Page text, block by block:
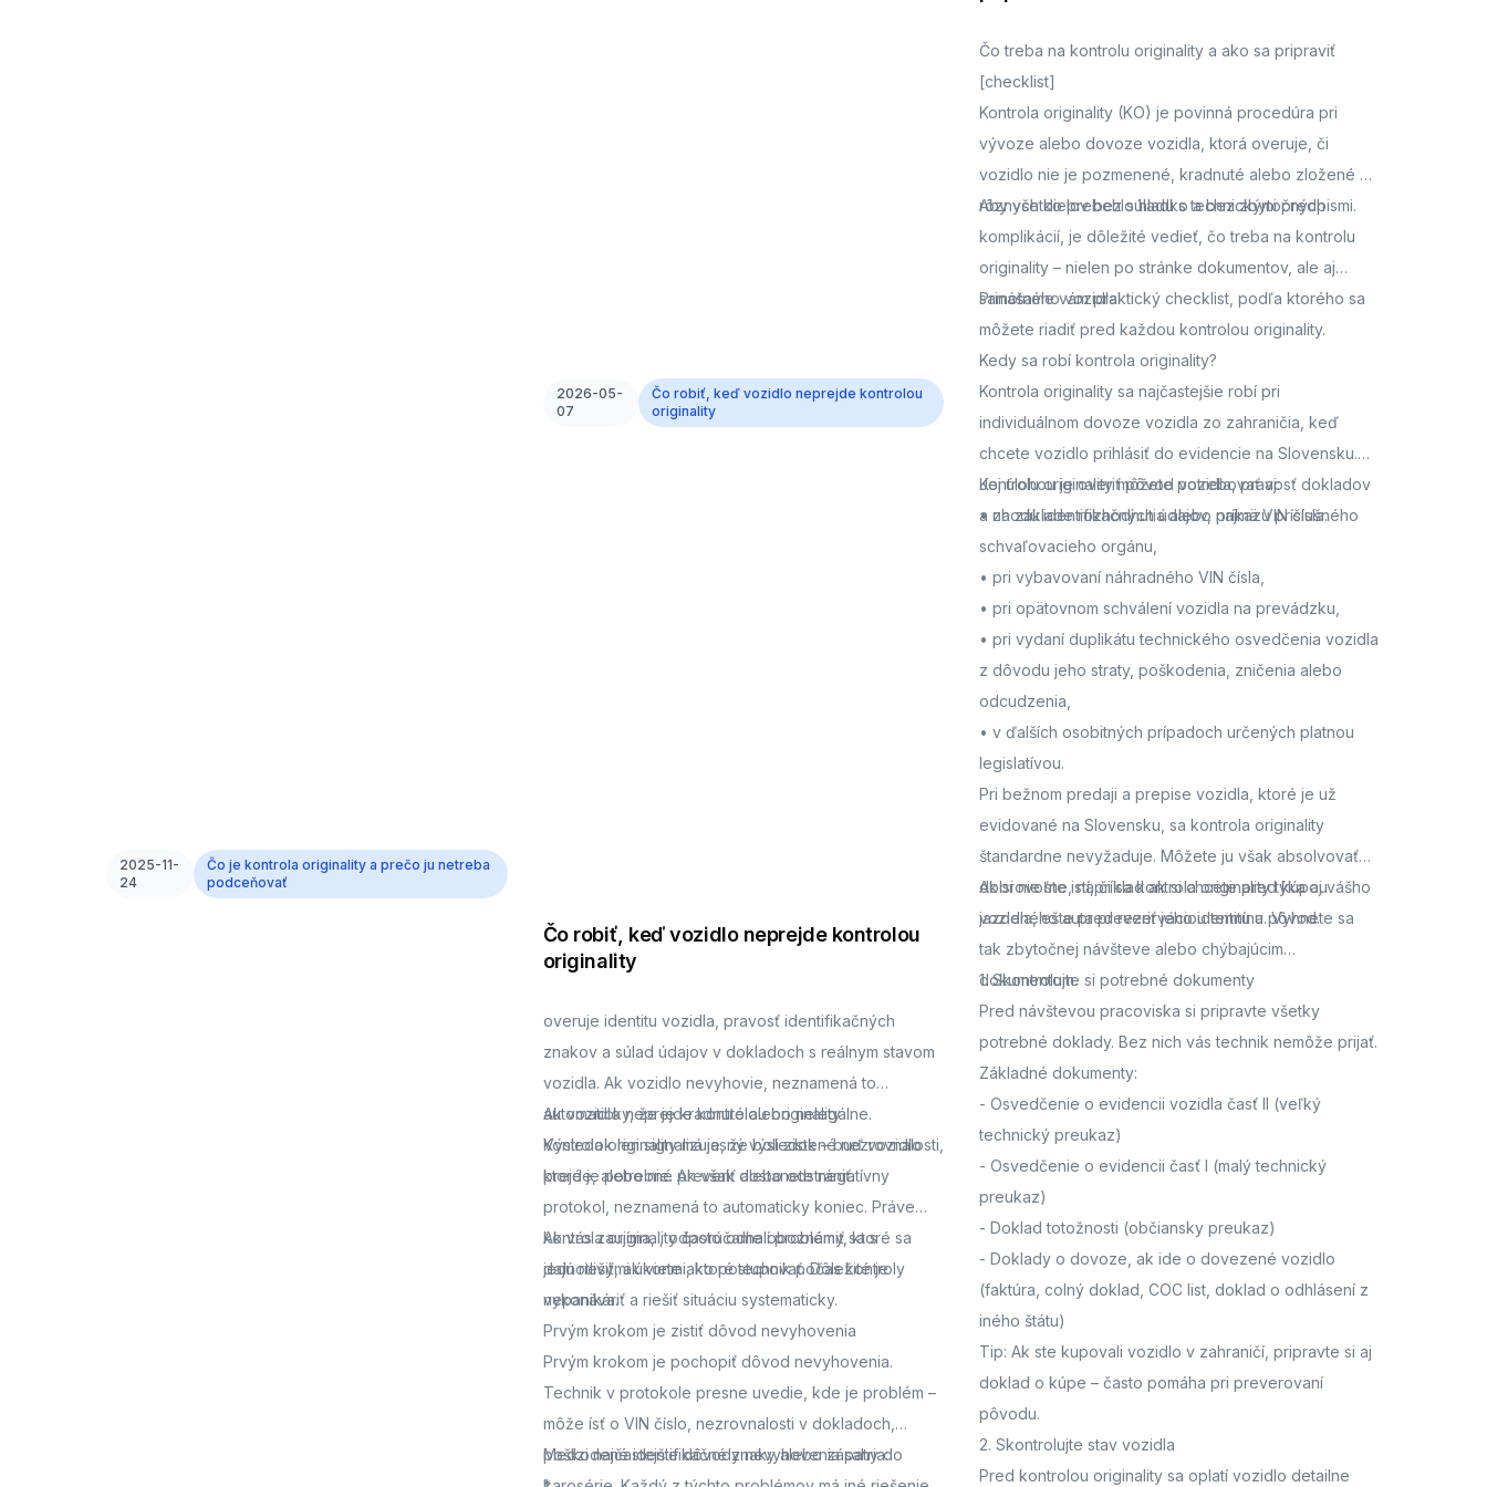
2025-11-
24
Čo je kontrola originality a prečo ju netreba
podceňovať
2026-05-
07
Čo robiť, keď vozidlo neprejde kontrolou
originality
Čo robiť, keď vozidlo neprejde kontrolou
originality
overuje identitu vozidla, pravosť identifikačných
znakov a súlad údajov v dokladoch s reálnym stavom
vozidla. Ak vozidlo nevyhovie, neznamená to
automaticky, že je kradnuté alebo nelegálne.
Výsledok len signalizuje, že boli zistené nezrovnalosti,
ktoré je potrebné preveriť alebo odstrániť.
Ak vozidlo neprejde kontrolou originality
Kontrola originality má jasný výsledok – buď vozidlo
prejde, alebo nie. Ak však dostanete negatívny
protokol, neznamená to automaticky koniec. Práve
kontrola originality často odhalí problémy, ktoré sa
dajú riešiť, ak viete ako postupovať. Dôležité je
nepanikáriť a riešiť situáciu systematicky.
Ak vás zaujíma,, odporúčame oboznámiť sa s
jednotlivými úkonmi, ktoré technik počas kontroly
vykonáva.
Prvým krokom je zistiť dôvod nevyhovenia
Prvým krokom je pochopiť dôvod nevyhovenia.
Technik v protokole presne uvedie, kde je problém –
môže ísť o VIN číslo, nezrovnalosti v dokladoch,
poškodené identifikačné znaky alebo zásahy do
Medzi najčastejšie dôvody nevyhovenia patria:
Čo treba na kontrolu originality a ako sa pripraviť
[checklist]
Kontrola originality (KO) je povinná procedúra pri
vývoze alebo dovoze vozidla, ktorá overuje, či
vozidlo nie je pozmenené, kradnuté alebo zložené z
rôznych dielov bez súladu s technickými predpismi.
Aby všetko prebehlo hladko a bez zbytočných
komplikácií, je dôležité vedieť, čo treba na kontrolu
originality – nielen po stránke dokumentov, ale aj
samotného vozidla.
Prinášame vám praktický checklist, podľa ktorého sa
môžete riadiť pred každou kontrolou originality.
Kedy sa robí kontrola originality?
Kontrola originality sa najčastejšie robí pri
individuálnom dovoze vozidla zo zahraničia, keď
chcete vozidlo prihlásiť do evidencie na Slovensku.
Jej úlohou je overiť pôvod vozidla, pravosť dokladov
a zhodu identifikačných údajov, najmä VIN čísla.
Kontrolu originality môžete potrebovať aj:
• na základe rozhodnutia alebo príkazu príslušného
schvaľovacieho orgánu,
• pri vybavovaní náhradného VIN čísla,
• pri opätovnom schválení vozidla na prevádzku,
• pri vydaní duplikátu technického osvedčenia vozidla
z dôvodu jeho straty, poškodenia, zničenia alebo
odcudzenia,
• v ďalších osobitných prípadoch určených platnou
legislatívou.
Pri bežnom predaji a prepise vozidla, ktoré je už
evidované na Slovensku, sa kontrola originality
štandardne nevyžaduje. Môžete ju však absolvovať
dobrovoľne, napríklad ak si chcete pred kúpou
jazdeného auta preveriť jeho identitu a pôvod.
Ak si nie ste istí, či sa kontrola originality týka aj vášho
vozidla,ešte pred rezerváciou termínu. Vyhnete sa
tak zbytočnej návšteve alebo chýbajúcim
dokumentom.
1. Skontrolujte si potrebné dokumenty
Pred návštevou pracoviskasi pripravte všetky
potrebné doklady. Bez nich vás technik nemôže prijať.
Základné dokumenty:
-Osvedčenie o evidencii vozidla časť II (veľký
technický preukaz)
-Osvedčenie o evidencii časť I (malý technický
preukaz)
-Doklad totožnosti (občiansky preukaz)
-Doklady o dovoze, ak ide o dovezené vozidlo
(faktúra, colný doklad, COC list, doklad o odhlásení z
iného štátu)
Tip: Ak ste kupovali vozidlo v zahraničí, pripravte si aj
doklad o kúpe – často pomáha pri preverovaní
pôvodu.
2. Skontrolujte stav vozidla
Pred kontrolou originality sa oplatí vozidlo detailne